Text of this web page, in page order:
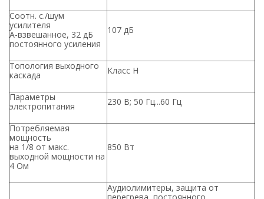
Соотн. с./шум
усилителя
А-взвешанное, 32 дБ
постоянного усиления
107 дБ
Топология выходного
каскада
Класс Н
Параметры
электропитания
230 В; 50 Гц...60 Гц
Потребляемая
мощность
на 1/8 от макс.
выходной мощности на
4 Ом
850 Вт
Аудиолимитеры, защита от
перегрева, постоянного